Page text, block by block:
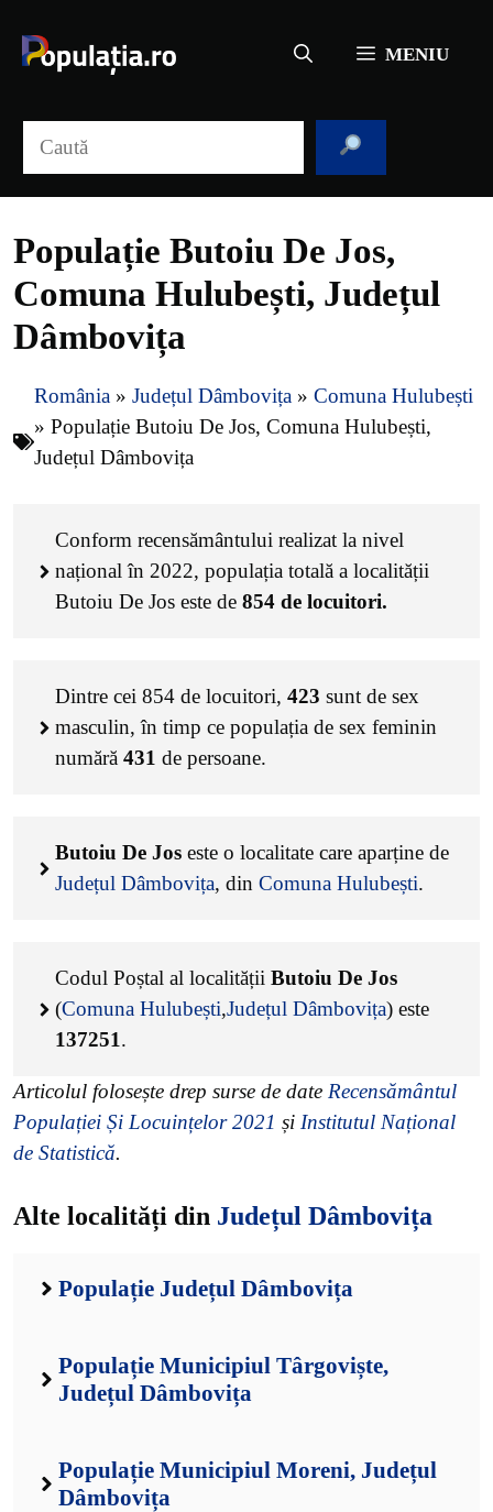
conținut
MENIU
Populație Butoiu De Jos,
Comuna Hulubești, Județul
Dâmbovița
România » Județul Dâmbovița » Comuna Hulubești
» Populație Butoiu De Jos, Comuna Hulubești,
Județul Dâmbovița
Conform recensământului realizat la nivel
național în 2022, populația totală a localității
Butoiu De Jos este de 854 de locuitori.
Dintre cei 854 de locuitori, 423 sunt de sex
masculin, în timp ce populația de sex feminin
numără 431 de persoane.
Butoiu De Jos este o localitate care aparține de
Județul Dâmbovița, din Comuna Hulubești.
Codul Poștal al localității Butoiu De Jos
(Comuna Hulubești,Județul Dâmbovița) este
137251.
Articolul folosește drep surse de date Recensământul
Populației Și Locuințelor 2021 și Institutul Național
de Statistică.
Alte localități din Județul Dâmbovița
Populație Județul Dâmbovița
Populație Municipiul Târgoviște,
Județul Dâmbovița
Populație Municipiul Moreni, Județul
Dâmbovița